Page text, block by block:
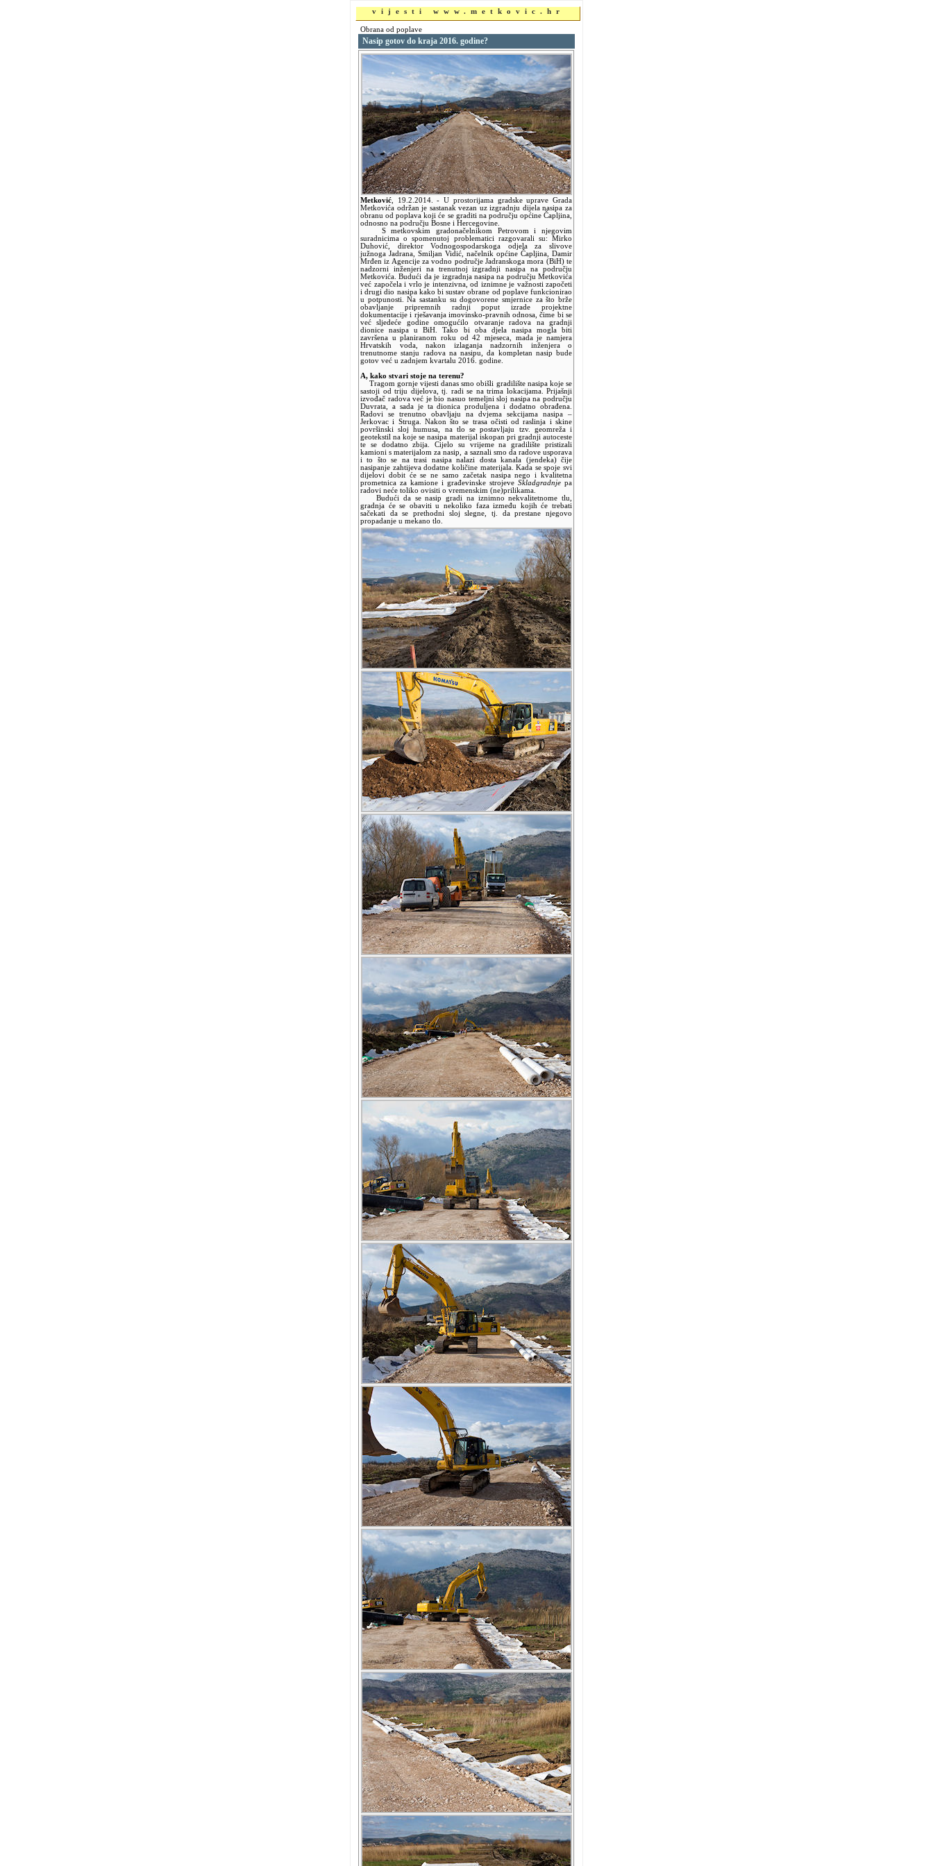
vijesti www.metkovic.hr
Obrana od poplave
Nasip gotov do kraja 2016. godine?
Metković 19.2.2014.- U prostorijama gradske uprave Grada
Metkovića održan je sastanak vezan uz izgradnju dijela nasipa za
obranu od poplava koji će se graditi na području općine Čapljina,
odnosno na području Bosne i Hercegovine.
S metkovskim gradonačelnikom Petrovom i njegovim
suradnicima o spomenutoj problematici razgovarali su: Mirko
Duhović, direktor Vodnogospodarskoga odjela za slivove
južnoga Jadrana, Smiljan Vidić, načelnik općine Čapljina, Damir
Mrđen iz Agencije za vodno područje Jadranskoga mora (BiH) te
nadzorni inženjeri na trenutnoj izgradnji nasipa na području
Metkovića. Budući da je izgradnja nasipa na području Metkovića
već započela i vrlo je intenzivna, od iznimne je važnosti započeti
i drugi dio nasipa kako bi sustav obrane od poplave funkcionirao
u potpunosti. Na sastanku su dogovorene smjernice za što brže
obavljanje pripremnih radnji poput izrade projektne
dokumentacije i rješavanja imovinsko-pravnih odnosa, čime bi se
već sljedeće godine omogućilo otvaranje radova na gradnji
dionice nasipa u BiH. Tako bi oba djela nasipa mogla biti
završena u planiranom roku od 42 mjeseca, mada je namjera
Hrvatskih voda, nakon izlaganja nadzornih inženjera o
trenutnome stanju radova na nasipu, da kompletan nasip bude
gotov već u zadnjem kvartalu 2016. godine.
A, kako stvari stoje na terenu?
Tragom gornje vijesti danas smo obišli gradilište nasipa koje se
sastoji od triju dijelova, tj. radi se na trima lokacijama. Prijašnji
izvođač radova već je bio nasuo temeljni sloj nasipa na području
Duvrata, a sada je ta dionica produljena i dodatno obrađena.
Radovi se trenutno obavljaju na dvjema sekcijama nasipa –
Jerkovac i Struga. Nakon što se trasa očisti od raslinja i skine
površinski sloj humusa, na tlo se postavljaju tzv. geomreža i
geotekstil na koje se nasipa materijal iskopan pri gradnji autoceste
te se dodatno zbija. Cijelo su vrijeme na gradilište pristizali
kamioni s materijalom za nasip, a saznali smo da radove usporava
i to što se na trasi nasipa nalazi dosta kanala (jendeka) čije
nasipanje zahtijeva dodatne količine materijala. Kada se spoje svi
dijelovi dobit će se ne samo začetak nasipa nego i kvalitetna
prometnica za kamione i građevinske strojeve Skladgradnje pa
radovi neće toliko ovisiti o vremenskim (ne)prilikama.
Budući da se nasip gradi na iznimno nekvalitetnome tlu,
gradnja će se obaviti u nekoliko faza između kojih će trebati
sačekati da se prethodni sloj slegne, tj. da prestane njegovo
propadanje u mekano tlo.